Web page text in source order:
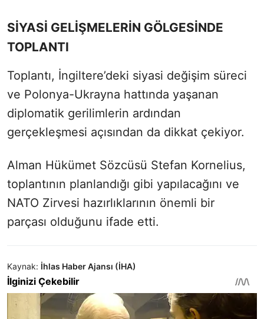
SİYASİ GELİŞMELERİN GÖLGESİNDE
TOPLANTI
Toplantı, İngiltere’deki siyasi değişim süreci
ve Polonya-Ukrayna hattında yaşanan
diplomatik gerilimlerin ardından
gerçekleşmesi açısından da dikkat çekiyor.
Alman Hükümet Sözcüsü Stefan Kornelius,
toplantının planlandığı gibi yapılacağını ve
NATO Zirvesi hazırlıklarının önemli bir
parçası olduğunu ifade etti.
Kaynak: İhlas Haber Ajansı (İHA)